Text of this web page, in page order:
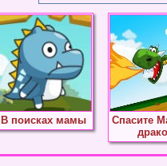
В поисках мамы
Спасите